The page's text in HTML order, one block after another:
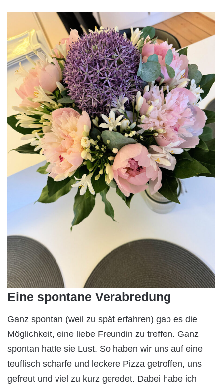
Eine spontane Verabredung
Ganz spontan (weil zu spät erfahren) gab es die
Möglichkeit, eine liebe Freundin zu treffen. Ganz
spontan hatte sie Lust. So haben wir uns auf eine
teuflisch scharfe und leckere Pizza getroffen, uns
gefreut und viel zu kurz geredet. Dabei habe ich